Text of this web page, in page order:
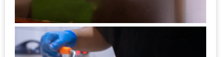
FAIR
2017
เชียงใหม่